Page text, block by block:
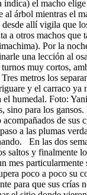
el macho
árbol mientras el
allí vigila que
a otros machos que
Por la
una lección al
muy cortos,
metros los
y el carraco ya
humedal. Foto:
para los gansos.
de sus
a las plumas
En las dos
saltos y finalmente
mes
poco a poco
para que sus crías